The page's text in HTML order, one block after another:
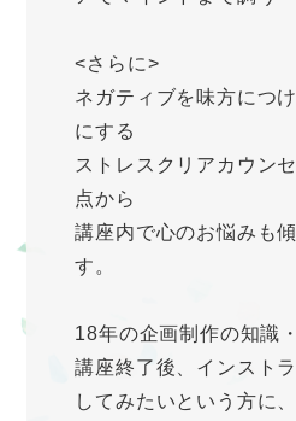
<さらに>
ネガティブを味方につ
にする
ストレスクリアカウン
点から
講座内で心のお悩みも
す。
18年の企画制作の知識
講座終了後、インスト
してみたいという方に、